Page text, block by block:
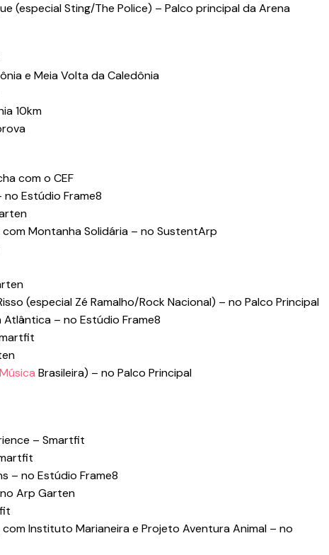
(especial Sting/The Police) – Palco principal da Arena
e Meia Volta da Caledônia
10km
com o CEF
Estúdio Frame8
com Montanha Solidária – no SustentArp
(especial Zé Ramalho/Rock Nacional) – no Palco Principal
– no Estúdio Frame8
Música Brasileira) – no Palco Principal
– Smartfit
– no Estúdio Frame8
Arp Garten
com Instituto Marianeira e Projeto Aventura Animal – no